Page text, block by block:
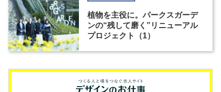
植物を主役に。パークスガーデ
ンの“残して磨く”リニューアル
プロジェクト（1）